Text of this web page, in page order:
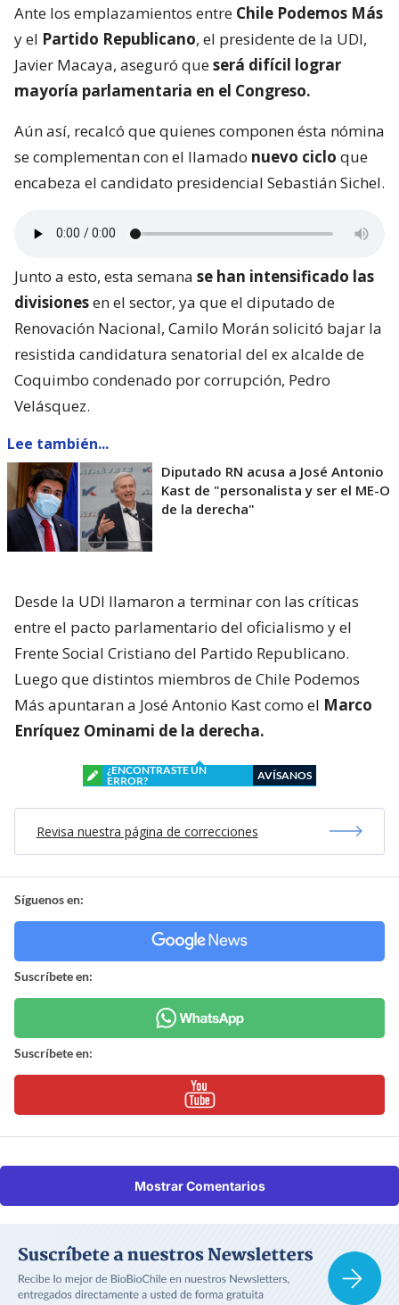
Ante los emplazamientos entre Chile Podemos Más
y el Partido Republicano, el presidente de la UDI,
Javier Macaya, aseguró queserá difícil lograr
mayoría parlamentaria en el Congreso.
Aún así, recalcó que quienes componen ésta nómina
se complementan con el llamado nuevo ciclo que
encabeza el candidato presidencial Sebastián Sichel.
Junto a esto, esta semana se han intensificado las
divisionesen el sector, ya que el diputado de
Renovación Nacional, Camilo Morán solicitó bajar la
resistida candidatura senatorial del ex alcalde de
Coquimbo condenado por corrupción, Pedro
Velásquez.
Lee también...
Diputado RN acusa a José Antonio
Kast de "personalista y ser el ME-O
de la derecha"
Desde la UDI llamaron a terminar con las críticas
entre el pacto parlamentario del oficialismo y el
Frente Social Cristiano del Partido Republicano.
Luego que distintos miembros de Chile Podemos
Más apuntaran a José Antonio Kast como el Marco
Enríquez Ominami de la derecha.
¿ENCONTRASTE UN
ERROR?
AVÍSANOS
Revisa nuestra página de correcciones
Síguenos en:
Suscríbete en:
Suscríbete en:
Mostrar Comentarios